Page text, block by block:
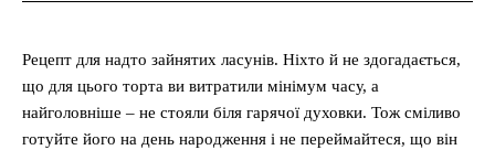
Рецепт для надто зайнятих ласунів. Ніхто й не здогадається,
що для цього торта ви витратили мінімум часу, а
найголовніше – не стояли біля гарячої духовки. Тож сміливо
готуйте його на день народження і не переймайтеся, що він